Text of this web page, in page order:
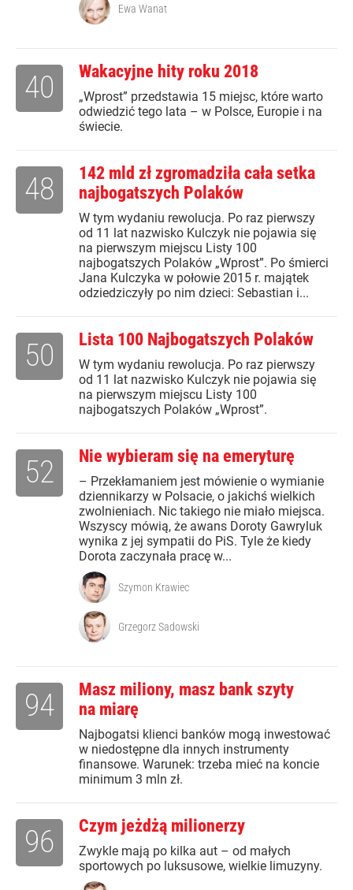
Ewa Wanat
Wakacyjne hity roku 2018
„Wprost” przedstawia 15 miejsc, które warto
odwiedzić tego lata – w Polsce, Europie i na
świecie.
40
142 mld zł zgromadziła cała setka
najbogatszych Polaków
W tym wydaniu rewolucja. Po raz pierwszy
od 11 lat nazwisko Kulczyk nie pojawia się
na pierwszym miejscu Listy 100
najbogatszych Polaków „Wprost”. Po śmierci
Jana Kulczyka w połowie 2015 r. majątek
odziedziczyły po nim dzieci: Sebastian i...
48
Lista 100 Najbogatszych Polaków
W tym wydaniu rewolucja. Po raz pierwszy
od 11 lat nazwisko Kulczyk nie pojawia się
na pierwszym miejscu Listy 100
najbogatszych Polaków „Wprost”.
50
Nie wybieram się na emeryturę
– Przekłamaniem jest mówienie o wymianie
dziennikarzy w Polsacie, o jakichś wielkich
zwolnieniach. Nic takiego nie miało miejsca.
Wszyscy mówią, że awans Doroty Gawryluk
wynika z jej sympatii do PiS. Tyle że kiedy
Dorota zaczynała pracę w...
52
Szymon Krawiec
Grzegorz Sadowski
Masz miliony, masz bank szyty
na miarę
Najbogatsi klienci banków mogą inwestować
w niedostępne dla innych instrumenty
finansowe. Warunek: trzeba mieć na koncie
minimum 3 mln zł.
94
Czym jeżdżą milionerzy
Zwykle mają po kilka aut – od małych
sportowych po luksusowe, wielkie limuzyny.
96